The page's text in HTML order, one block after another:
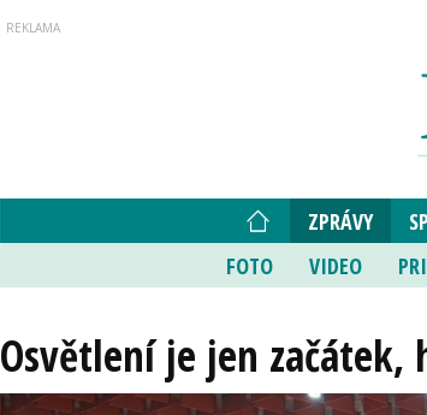
ZPRÁVY
FOTO
VIDEO
Osvětlení je jen